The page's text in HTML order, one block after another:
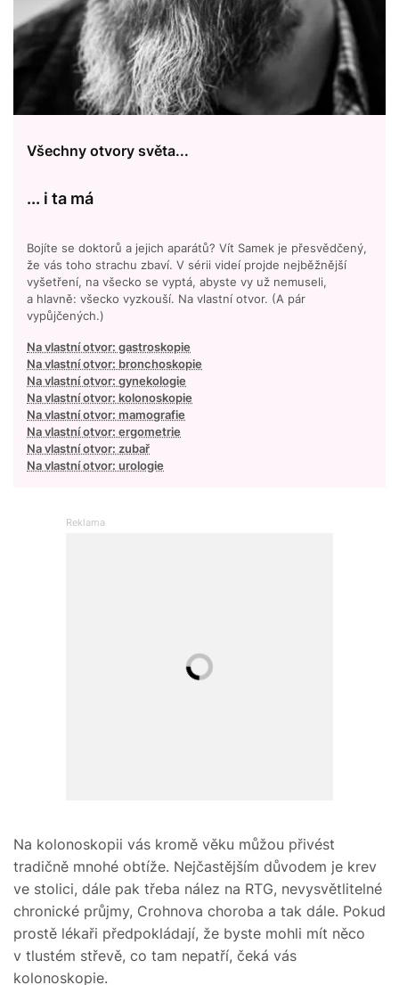
Všechny otvory světa...
... i ta má
Bojíte se doktorů a jejich aparátů? Vít Samek je přesvědčený,
že vás toho strachu zbaví. V sérii videí projde nejběžnější
vyšetření, na všecko se vyptá, abyste vy už nemuseli,
a hlavně: všecko vyzkouší. Na vlastní otvor. (A pár
vypůjčených.)
Na vlastní otvor: gastroskopie
Na vlastní otvor: bronchoskopie
Na vlastní otvor: gynekologie
Na vlastní otvor: kolonoskopie
Na vlastní otvor: mamografie
Na vlastní otvor: ergometrie
Na vlastní otvor: zubař
Na vlastní otvor: urologie
Na kolonoskopii vás kromě věku můžou přivést
tradičně mnohé obtíže. Nejčastějším důvodem je krev
ve stolici, dále pak třeba nález na RTG, nevysvětlitelné
chronické průjmy, Crohnova choroba a tak dále. Pokud
prostě lékaři předpokládají, že byste mohli mít něco
v tlustém střevě, co tam nepatří, čeká vás
kolonoskopie.